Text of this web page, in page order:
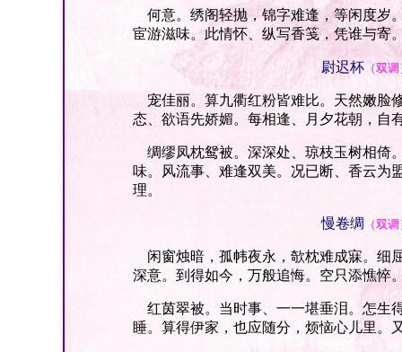
何意。绣阁轻抛，锦字难逢，等闲度岁
宦游滋味。此情怀、纵写香笺，凭谁与寄
尉迟杯（双调
宠佳丽。算九衢红粉皆难比。天然嫩脸
态、欲语先娇媚。每相逢、月夕花朝，自
绸缪凤枕鸳被。深深处、琼枝玉树相倚
味。风流事、难逢双美。况已断、香云为
理。
慢卷绸 （双
闲窗烛暗，孤帏夜永，欹枕难成寐。细
深意。到得如今，万般追悔。空只添憔悴
红茵翠被。当时事、一一堪垂泪。怎生
睡。算得伊家，也应随分，烦恼心儿里。